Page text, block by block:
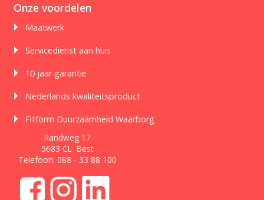
Onze voordelen
Maatwerk
Servicedienst aan huis
10 jaar garantie
Nederlands kwaliteitsproduct
Fitform Duurzaamheid Waarborg
Randweg 17
5683 CL Best
Telefoon: 088 - 33 88 100